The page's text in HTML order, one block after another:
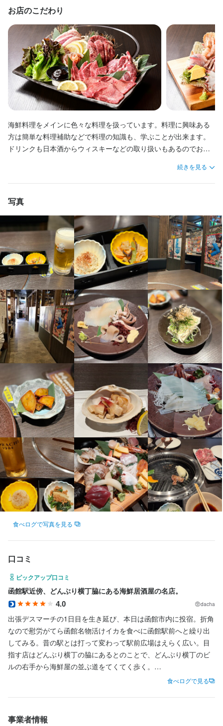
お店のこだわり
海鮮料理をメインに色々な料理を扱っています。料理に興味ある
方は簡単な料理補助などで料理の知識も、学ぶことが出来ます。
ドリンクも日本酒からウィスキーなどの取り扱いもあるのでお酒
続きを見る
写真
食べログで写真を見る
口コミ
ピックアップ口コミ
函館駅近傍、どんぶり横丁脇にある海鮮居酒屋の名店。
4.0 dacha
出張デスマーチの1日目を生き延び、本日は函館市内に投宿。折角
なので慰労がてら函館名物活けイカを食べに函館駅前へと繰り出
してみる。昔の駅とは打って変わって駅前広場はえらく広い。目
指す店はどんぶり横丁の脇にあるとのことで、どんぶり横丁のビ
ルの右手から海鮮屋の並ぶ道をてくてく歩く。
新鮮どころか生きてうごうごしているカニやらホッキ貝やらでみ
食べログで見る
事業者情報
事をお任せします。ピークタイムにはスタッフ同士で協力し、分
ません。忙しい時間帯も自然と声を掛け合える雰囲気です。
未経験の方には先輩スタッフがマンツーマンで丁寧に指導しま
す。分からないことや困ったことがあればすぐに相談できる環境
が整っており、ひとつひとつの業務を着実に覚えられるので、安
心してスタートできます。
この仕事のおすすめポイント
【幅広い知識とスキルが身につきます】
の目利き、サービスマナーまでしっかり学べます。未経験からで
も安心してスタートでき、学生・主婦(夫)・フリーターなど幅広い
【働きやすい待遇が充実】
まかない・食事補助あり、制服貸与はもちろん、髪型・ネイル・
ピアスも自由！駅チカで通勤も便利です。車・バイク通勤もOKな
ので、ご自身のライフスタイルに合わせて働けます。
【希望に合わせた柔軟なシフト】
週1日～、平日のみ・土日祝のみ、ランチタイムだけなどシフトは
希望制！終電も考慮しますし、ダブルワークや副業も歓迎。無理
なくプライベートと両立できる環境です。
身に付くスキル
焼酎の知識
野菜の知識
サービスマナー
仕入れ・食材の目利き
応募資格
歓迎スキル・経験
コミュニケーション能力 飲食店での調理経験 飲食店での接客経験 調理師免許
求める人物像
・美味しい料理で人を喜ばせたい方
・好奇心を持って仕事に取り組める方
選考の流れ
応募後、原則2営業日以内に返信しております。1回の面接を経て
内定となります。なお、Web面接にも対応いたしますので、気兼
ねなくご相談ください。
お店の採用担当者からのメッセージ
少しでも興味をお持ちでしたら、ぜひお気軽にご応募ください。
おります。
1日の平均担当テーブル数は7〜9卓程度です。ピークタイムにはス
に業務を進めていきます。担当エリアも明確に分かれているた
め、無理なく仕事を覚えていただけます。
未経験の方には、接客マナー研修を用意しています。先輩スタッ
フがマンツーマンで指導し、分からないことや困ったことがあれ
ばすぐにフォローしますので、アルバイトが初めての方も安心し
てスタートできます。
この仕事のおすすめポイント
【未経験からスタートOK！幅広い層が活躍中】
学歴や経験は一切問いません。未経験から始めたスタッフも多数
られる環境です。
【働きやすさ抜群の待遇】
まかない・食事補助ありで食費の節約にもなります。制服貸与
や、髪型・ネイル・ピアスも自由なので自分らしく働けます。駅
チカで通勤もラクラク、車・バイク通勤もOKです。
【柔軟シフトで無理なく働ける】
週1日～、平日のみ・土日祝のみ、ランチタイムのみの勤務も可能
です。ダブルワークや副業も歓迎！長期勤務も大歓迎で、生活ス
タイルに合わせて無理なく働けます。
身に付くスキル
日本酒の知識 ウイスキーの知識
肉の知識
魚の知識
野菜の知識 サービスマナー
求める人物像
・美味しい料理で人を喜ばせたい方
・好奇心を持って仕事に取り組める方
・誠実に仕事に取り組める方
・チームで仕事することに意欲的な方
・独立志向のある方
いか太郎 朝市プレジデント店
北海道函館市若松町9-10
連絡先
013-858-8155
法人名・事業者名
いか太郎朝市プレジデント店
せて柔軟に調整が可能です。繁忙時間帯はスタッフ同士で協力し
めての方でも、経験に応じて業務量を調整いたします。
未経験者向けの研修やマニュアルをご用意し、現場ではベテラン
スタッフが常時サポートします。分からないことや不安な点はす
ぐに相談できる環境なので、安心して業務に取り組めます。
この仕事のおすすめポイント
【未経験から成長できる環境】
学歴や経験は一切不問。未経験者や新卒、主婦・主夫、シニアの
方まで幅広く歓迎しています。独立希望者には店舗運営のノウハ
ウも伝授しますので、将来を見据えてスキルアップしたい方にピ
【充実の待遇＆個性も尊重】
まかない・食事補助や制服貸与はもちろん、髪型・ネイル・ピア
スも自由。車やバイク通勤OKでアクセス便利な駅チカ立地です。
あなたの頑張りや個性をしっかり評価します。
【柔軟なシフトでプライベート充実】
平日のみ・土日祝のみ・ランチタイムのみ勤務OK。終電考慮やダ
ブルワーク、副業も可能です。週1日からシフト相談できるので、
ライフスタイルに合わせて無理なく働けます。
身に付くスキル
包丁さばき 盛り付け技術 高級食材の知識 肉の知識 魚の知識
野菜の知識
サービスマナー
応募資格
歓迎スキル・経験
コミュニケーション能力 飲食店での調理経験 飲食店での接客経験 調理師免許
求める人物像
・美味しい料理で人を喜ばせたい方
・好奇心を持って仕事に取り組める方
選考の流れ
応募後、原則2営業日以内に返信しております。1回の面接を経て
内定となります。なお、Web面接にも対応いたしますので、気兼
ねなくご相談ください。
お店の採用担当者からのメッセージ
少しでも興味をお持ちでしたら、ぜひお気軽にご応募ください。
一度、カジュアルにお話しましょう。ご応募を心よりお待ちして